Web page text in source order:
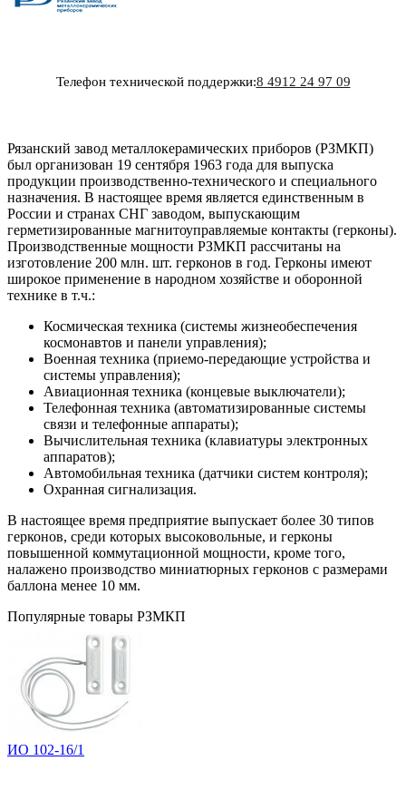
Телефон технической поддержки:8 4912 24 97 09
Рязанский завод металлокерамических приборов (РЗМКП)
был организован 19 сентября 1963 года для выпуска
продукции производственно-технического и специального
назначения. В настоящее время является единственным в
России и странах СНГ заводом, выпускающим
герметизированные магнитоуправляемые контакты (герконы).
Производственные мощности РЗМКП рассчитаны на
изготовление 200 млн. шт. герконов в год. Герконы имеют
широкое применение в народном хозяйстве и оборонной
технике в т.ч.:
Космическая техника (системы жизнеобеспечения
космонавтов и панели управления);
Военная техника (приемо-передающие устройства и
системы управления);
Авиационная техника (концевые выключатели);
Телефонная техника (автоматизированные системы
связи и телефонные аппараты);
Вычислительная техника (клавиатуры электронных
аппаратов);
Автомобильная техника (датчики систем контроля);
Охранная сигнализация.
В настоящее время предприятие выпускает более 30 типов
герконов, среди которых высоковольные, и герконы
повышенной коммутационной мощности, кроме того,
налажено производство миниатюрных герконов с размерами
баллона менее 10 мм.
Популярные товары РЗМКП
ИО 102-16/1